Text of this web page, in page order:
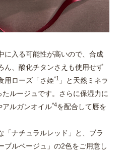
に入る可能性が高いので、合成
ん、酸化チタンさえも使用せず
用ローズ「さ姫*1」と天然ミネラ
ルージュです。さらに保湿力に
アルガンオイル*4を配合して唇を
「ナチュラルレッド」と、ブラ
ブルベージュ」の2色をご用意し